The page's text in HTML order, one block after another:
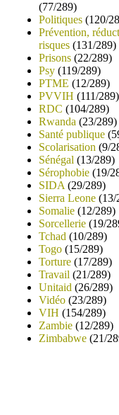
(77/289)
Politiques (120/
Prévention,
risques (131/289)
Prisons (22/289)
Psy (119/289)
PTME (12/289)
PVVIH (111/289)
RDC (104/289)
Rwanda (23/289)
Santé publique
Scolarisation (9/
Sénégal (13/289)
Sérophobie (19/
SIDA (29/289)
Sierra Leone (13/
Somalie (12/289)
Sorcellerie (19/
Tchad (10/289)
Togo (15/289)
Torture (17/289)
Travail (21/289)
Unitaid (26/289)
Vidéo (23/289)
VIH (154/289)
Zambie (12/289)
Zimbabwe (21/